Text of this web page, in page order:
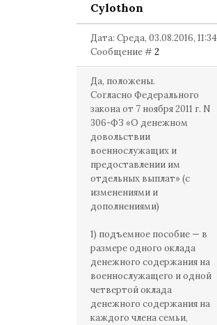
Cylothon
Дата: Среда, 03.08.2016,
Сообщение #2
Да, положены.
Согласно Федерального
закона от 7 ноября 2011 г. N
306-ФЗ «О денежном
довольствии
военнослужащих и
предоставлении им
отдельных выплат» (с
изменениями и
дополнениями)
1) подъемное пособие — в
размере одного оклада
денежного содержания на
военнослужащего и одной
четвертой оклада
денежного содержания на
каждого члена семьи,